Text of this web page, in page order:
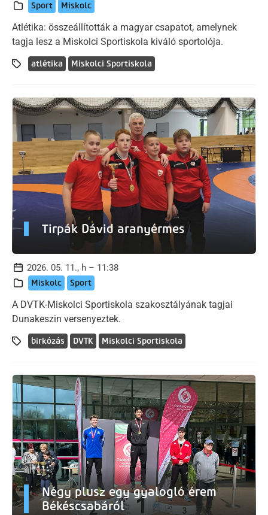
Sport Miskolc
Atlétika: összeállították a magyar csapatot, amelynek
tagja lesz a Miskolci Sportiskola kiváló sportolója.
atlétika Miskolci Sportiskola
Tirpák Dávid aranyérmes
2026. 05. 11., h – 11:38
Miskolc Sport
A DVTK-Miskolci Sportiskola szakosztályának tagjai
Dunakeszin versenyeztek.
birkózás DVTK Miskolci Sportiskola
Négy plusz egy gyalogló érem
Békéscsabáról